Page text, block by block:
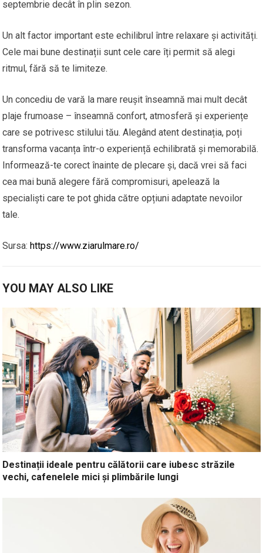
septembrie decât în plin sezon.
Un alt factor important este echilibrul între relaxare și activități.
Cele mai bune destinații sunt cele care îți permit să alegi
ritmul, fără să te limiteze.
Un concediu de vară la mare reușit înseamnă mai mult decât
plaje frumoase – înseamnă confort, atmosferă și experiențe
care se potrivesc stilului tău. Alegând atent destinația, poți
transforma vacanța într-o experiență echilibrată și memorabilă.
Informează-te corect înainte de plecare și, dacă vrei să faci
cea mai bună alegere fără compromisuri, apelează la
specialiști care te pot ghida către opțiuni adaptate nevoilor
tale.
Sursa: https://www.ziarulmare.ro/
YOU MAY ALSO LIKE
Destinații ideale pentru călătorii care iubesc străzile
vechi, cafenelele mici și plimbările lungi